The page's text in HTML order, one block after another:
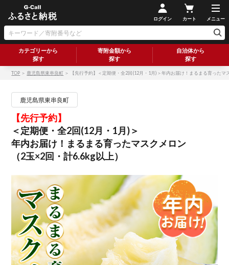
ログイン カート メニュー
カテゴリーから
探す
寄附金額から
探す
自治体から
探す
TOP ＞ 鹿児島県東串良町 ＞ 【先行予約】＜定期便・全2回(12月・1月)＞年内お届け！まるまる育った
鹿児島県東串良町
【先行予約】
＜定期便・全2回(12月・1月)＞
年内お届け！まるまる育ったマスクメロン
（2玉×2回・計6.6kg以上）